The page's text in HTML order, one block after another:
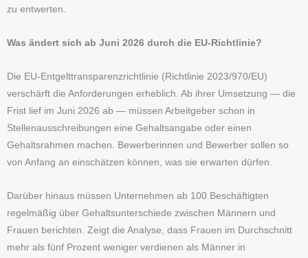
zu entwerten.
Was ändert sich ab Juni 2026 durch die EU-Richtlinie?
Die EU-Entgelttransparenzrichtlinie (Richtlinie 2023/970/EU)
verschärft die Anforderungen erheblich. Ab ihrer Umsetzung — die
Frist lief im Juni 2026 ab — müssen Arbeitgeber schon in
Stellenausschreibungen eine Gehaltsangabe oder einen
Gehaltsrahmen machen. Bewerberinnen und Bewerber sollen so
von Anfang an einschätzen können, was sie erwarten dürfen.
Darüber hinaus müssen Unternehmen ab 100 Beschäftigten
regelmäßig über Gehaltsunterschiede zwischen Männern und
Frauen berichten. Zeigt die Analyse, dass Frauen im Durchschnitt
mehr als fünf Prozent weniger verdienen als Männer in